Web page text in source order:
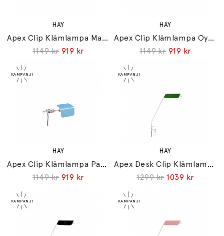
HAY
Apex Clip Klämlampa Maroon Red
1149 kr 919 kr
HAY
Apex Clip Klämlampa Oyster White
1149 kr 919 kr
HAY
Apex Clip Klämlampa Pastel Blue
1149 kr 919 kr
HAY
Apex Desk Clip Klämlampa Emerald Green
1299 kr 1039 kr